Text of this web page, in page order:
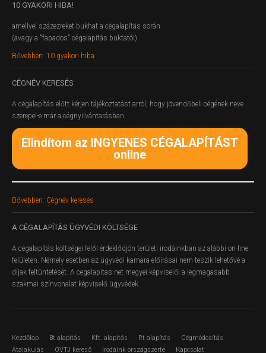
10 GYAKORI HIBA!
amellyel százezreket bukhat a cégalapítás során.
(avagy a "fapados" cégalapítás buktatói)
Bővebben: 10 gyakori hiba
CÉGNÉV KERESÉS
A cégalapítás előtt kérjen tájékoztatást arról, hogy jövendőbeli cégének neve
szerepel-e már a cégnyilvántarásban.
Elindítom az INGYENES CÉGALAPÍTÁST
online
Bővebben: Cégnév keresés
A CÉGALAPÍTÁS ÜGYVÉDI KÖLTSÉGE
A cégalapítás költségei felől érdeklődjön területi irodáinkban az alábbi on-line
felületen. Némely esetben az ügyvédi kamara előírásai nem teszik lehetővé a
díjak feltüntetését. A cegalapitas.net megyei képviselői a legmagasabb
szakmai színvonalat képviselő ügyvédek.
Kezdőlap Bt alapítás Kft. alapítás Rt alapítás
Cégmódosítás
Átalakulás
ÖVTJ kereső Irodáink országszerte Kapcsolat